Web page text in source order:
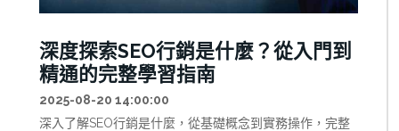
深度探索SEO行銷是什麼？從入門到
精通的完整學習指南
2025-08-20 14:00:00
深入了解SEO行銷是什麼，從基礎概念到實務操作，完整